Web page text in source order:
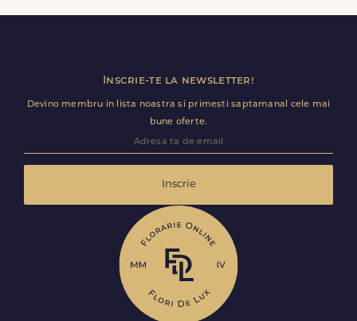
detalii utile (nume receptie, etaj, salon) ca livrarea sa
Inscrie-te la newsletter!
Devino membru in lista noastra si primesti saptamanal cele mai
bune oferte.
Inscrie